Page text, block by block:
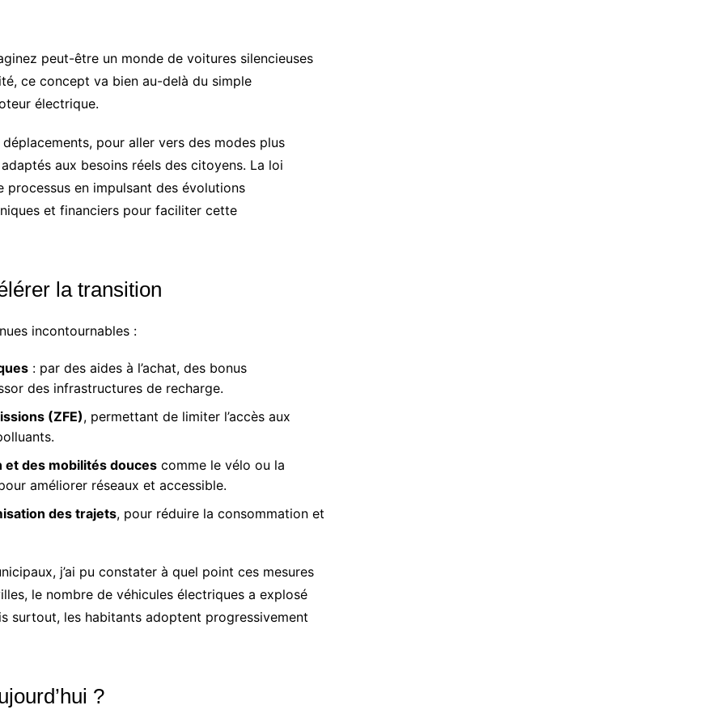
peut-être un monde de voitures silencieuses
ce concept va bien au-delà du simple
électrique.
pour aller vers des modes plus
aux besoins réels des citoyens. La loi
en impulsant des évolutions
et financiers pour faciliter cette
la transition
incontournables :
: par des aides à l’achat, des bonus
des infrastructures de recharge.
(ZFE), permettant de limiter l’accès aux
des mobilités douces comme le vélo ou la
améliorer réseaux et accessible.
des trajets, pour réduire la consommation et
j’ai pu constater à quel point ces mesures
le nombre de véhicules électriques a explosé
surtout, les habitants adoptent progressivement
?